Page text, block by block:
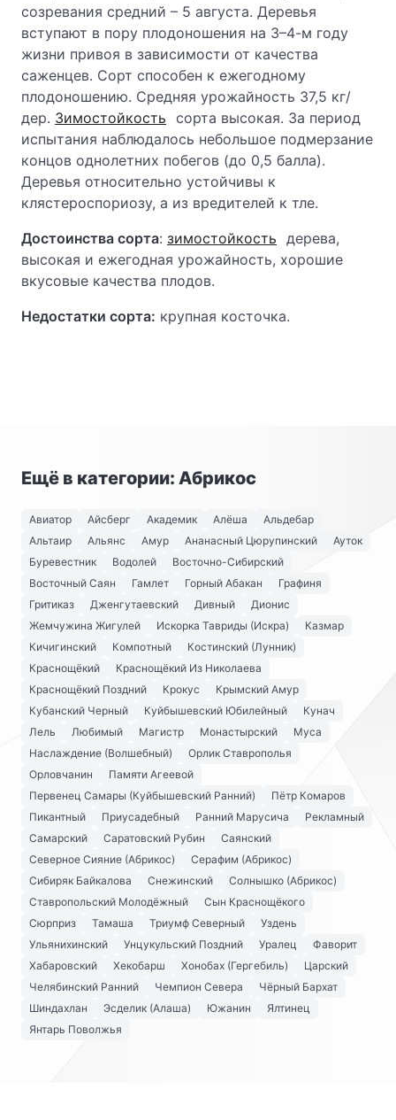
созревания средний – 5 августа. Деревья
вступают в пору плодоношения на 3–4-м году
жизни привоя в зависимости от качества
саженцев. Сорт способен к ежегодному
плодоношению. Средняя урожайность 37,5 кг/
дер. Зимостойкость сорта высокая. За период
испытания наблюдалось небольшое подмерзание
концов однолетних побегов (до 0,5 балла).
Деревья относительно устойчивы к
клястероспориозу, а из вредителей к тле.
Достоинства сорта: зимостойкость дерева,
высокая и ежегодная урожайность, хорошие
вкусовые качества плодов.
Недостатки сорта: крупная косточка.
Ещё в категории: Абрикос
Авиатор Айсберг Академик Алёша
Альдебар
Альтаир
Альянс Амур Ананасный Цюрупинский
Ауток
Буревестник
Водолей
Восточно-Сибирский
Восточный Саян
Гамлет Горный Абакан
Графиня
Гритиказ
Дженгутаевский Дивный
Дионис
Жемчужина Жигулей
Искорка Тавриды (Искра)
Казмар
Кичигинский
Компотный
Костинский (Лунник)
Краснощёкий
Краснощёкий Из Николаева
Краснощёкий Поздний
Крокус
Крымский Амур
Кубанский Черный
Куйбышевский Юбилейный
Кунач
Лель
Любимый Магистр Монастырский
Муса
Наслаждение (Волшебный)
Орлик Ставрополья
Орловчанин
Памяти Агеевой
Первенец Самары (Куйбышевский Ранний)
Пётр Комаров
Пикантный
Приусадебный Ранний Марусича
Рекламный
Самарский
Саратовский Рубин
Саянский
Северное Сияние (Абрикос)
Серафим (Абрикос)
Сибиряк Байкалова
Снежинский
Солнышко (Абрикос)
Ставропольский Молодёжный
Сын Краснощёкого
Сюрприз
Тамаша Триумф Северный
Уздень
Ульянихинский
Унцукульский Поздний Уралец
Фаворит
Хабаровский
Хекобарш Хонобах (Гергебиль)
Царский
Челябинский Ранний
Чемпион Севера
Чёрный Бархат
Шиндахлан
Эсделик (Алаша) Южанин
Ялтинец
Янтарь Поволжья